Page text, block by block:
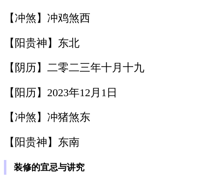
【冲煞】冲鸡煞西
【阳贵神】东北
【阴历】二零二三年十月十九
【阳历】2023年12月1日
【冲煞】冲猪煞东
【阳贵神】东南
装修的宜忌与讲究